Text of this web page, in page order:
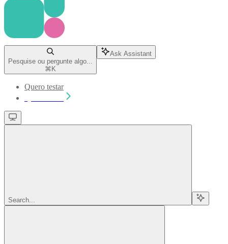
Pesquise ou pergunte algo...
⌘ K
Ask Assistant
Quero testar
Search...